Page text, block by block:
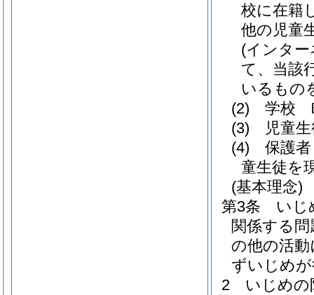
校に在籍
他の児童
(インタ
て、当該
いるもの
(2)
学校
(3)
児童
(4)
保護
童生徒を
(基本理念)
第3条
いじ
関係する
の他の活
ずいじめ
2
いじめの